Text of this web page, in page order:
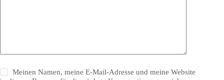
Meinen Namen, meine E-Mail-Adresse und meine Website